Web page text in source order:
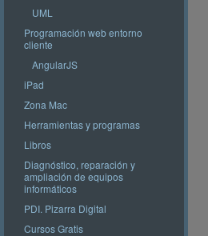
UML
Programación web entorno
cliente
AngularJS
iPad
Zona Mac
Herramientas y programas
Libros
Diagnóstico, reparación y
ampliación de equipos
informáticos
PDI. Pizarra Digital
Cursos Gratis